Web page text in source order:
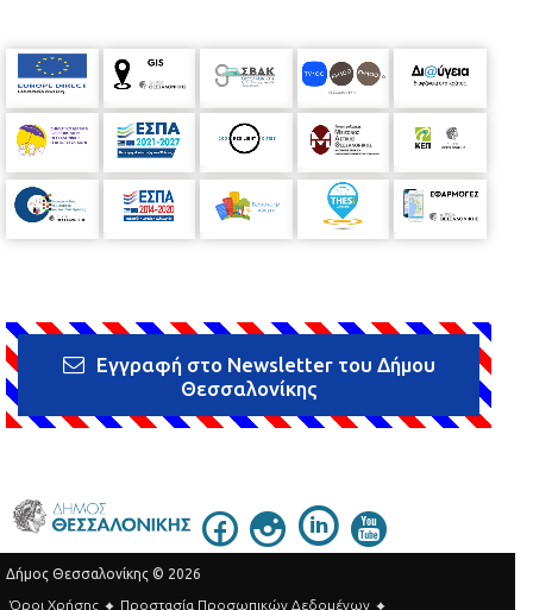
Εγγραφή στο Newsletter του Δήμου
Θεσσαλονίκης
Δήμος Θεσσαλονίκης © 2026
Όροι Χρήσης
Προστασία Προσωπικών Δεδομένων